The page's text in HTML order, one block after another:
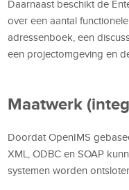
Daarnaast beschikt de
over een aantal
adressenboek, een
een projectomgeving en
Maatwerk
Doordat OpenIMS
XML, ODBC en SOAP
systemen worden